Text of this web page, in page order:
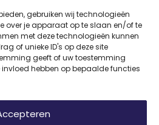
gebruiken wij technologieën
over je apparaat op te slaan en/of te
met deze technologieën kunnen
of unieke ID's op deze site
geeft of uw toestemming
hebben op bepaalde functies
dat
B12 kan opslaan in je
een paar jaar?